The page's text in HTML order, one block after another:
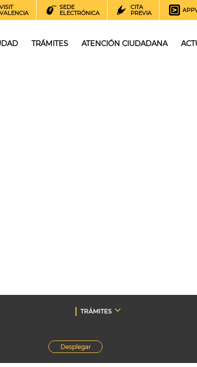
VISIT
VALENCIA
SEDE
ELECTRÓNICA
CITA
PREVIA
TRÁMITES ATENCIÓN CIUDADANA
TRÁMITES
Desplegar